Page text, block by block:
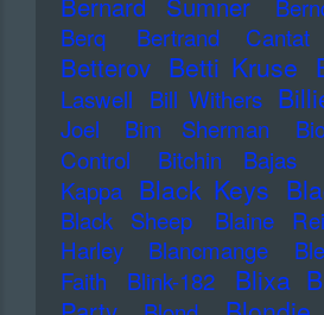
Bernard Sumner
Berq
Bertrand Cantat
Betterov Betti Kruse
Laswell
Bill Withers
Joel
Bim Sherman
Control
Bitchin Bajas
Kappa Black Keys
Black Sheep Blaine
Harley
Blancmange
Faith
Blink-182 Blixa